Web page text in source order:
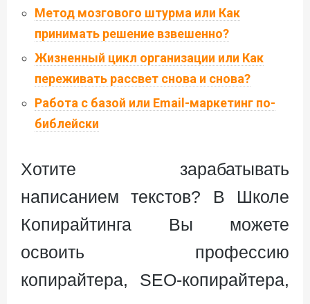
Метод мозгового штурма или Как
принимать решение взвешенно?
Жизненный цикл организации или Как
переживать рассвет снова и снова?
Работа с базой или Email-маркетинг по-
библейски
Хотите зарабатывать
написанием текстов? В Школе
Копирайтинга Вы можете
освоить профессию
копирайтера, SEO-копирайтера,